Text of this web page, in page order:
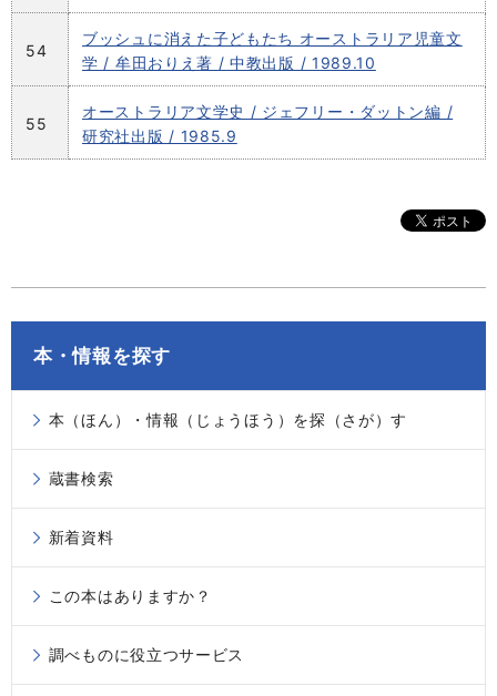
54
ブッシュに消えた子どもたち オーストラリア児童文
学 / 牟田おりえ著 / 中教出版 / 1989.10
55
オーストラリア文学史 / ジェフリー・ダットン編 /
研究社出版 / 1985.9
本・情報を探す
本（ほん）・情報（じょうほう）を探（さが）す
蔵書検索
新着資料
この本はありますか？
調べものに役立つサービス